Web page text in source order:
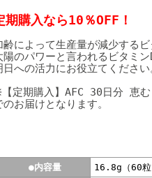
期購入なら10％OFF！
齢によって生産量が減少するビ
陽のパワーと言われるビタミ
日への活力にお役立てください
定期購入】AFC 30日分 恵む
のお届けとなります。
●内容量
16.8g（60粒